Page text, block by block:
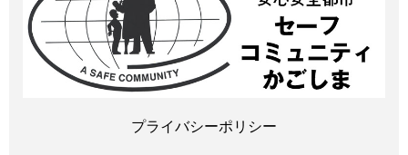
プライバシーポリシー